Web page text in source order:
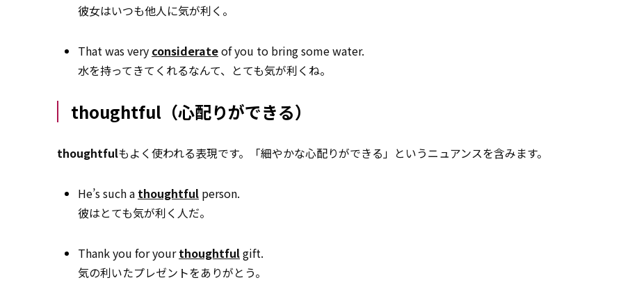
彼女はいつも他人に気が利く。
That was very considerateof you to bring some water.
水を持ってきてくれるなんて、とても気が利くね。
thoughtful（心配りができる）
thoughtfulもよく使われる表現です。「細やかな心配りができる」というニュアンスを含みます。
He’s such a thoughtful person.
彼はとても気が利く人だ。
Thank you for yourthoughtfulgift.
気の利いたプレゼントをありがとう。